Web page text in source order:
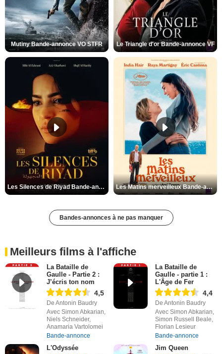
Mutiny Bande-annonce VO STFR Le Triangle d'or Bande-annonce VF
Les Silences de Riyad Bande-annonce VO STFR Les Matins merveilleux Bande-annonce VF
Bandes-annonces à ne pas manquer
Meilleurs films à l'affiche
La Bataille de
Gaulle - Partie 2 :
J’écris ton nom
4,5
De Antonin Baudry
Avec Simon Abkarian,
Niels Schneider,
Anamaria Vartolomei
Bande-annonce
La Bataille de
Gaulle - partie 1 :
L'Âge de Fer
4,4
De Antonin Baudry
Avec Simon Abkarian,
Simon Russell Beale,
Florian Lesieur
Bande-annonce
L'Odyssée Jim Queen